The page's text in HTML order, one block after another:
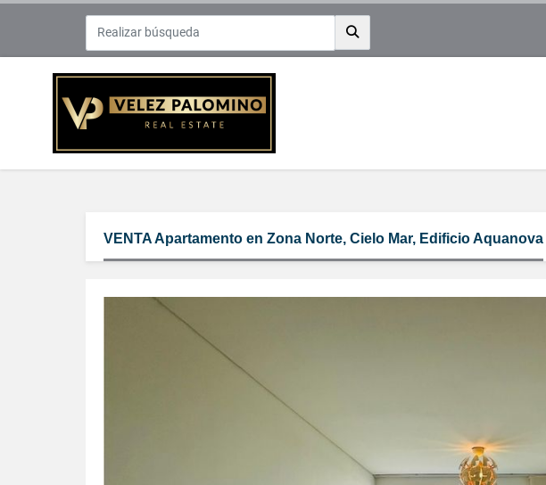
VENTA Apartamento en Zona Norte, Cielo Mar, Edificio Aquanova